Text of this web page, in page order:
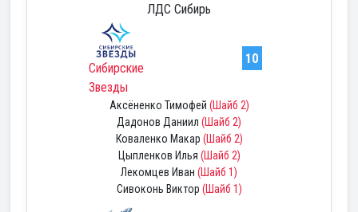
Сибирские
Звезды
10
Аксёненко Тимофей (Шайб 2)
Дадонов Даниил (Шайб 2)
Коваленко Макар (Шайб 2)
Цыпленков Илья (Шайб 2)
Лекомцев Иван (Шайб 1)
Сивоконь Виктор (Шайб 1)
ЛДС Сибирь